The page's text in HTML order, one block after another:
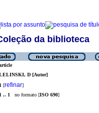
da biblioteca
D [Autor]
1 [refinar]
1 .. 1 no formato [ISO 690]